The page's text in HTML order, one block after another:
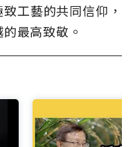
工藝的共同信仰，
最高致敬。